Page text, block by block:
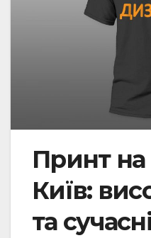
Принт на
Київ:
та